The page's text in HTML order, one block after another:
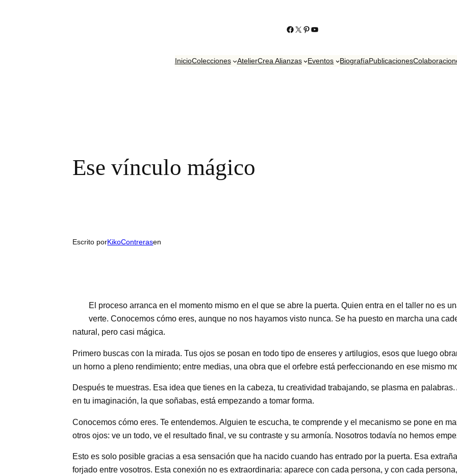
https://www.facebook.com/KikoContrerasJoyero/
https://twitter.com/contrerasjoyero
http://www.pinterest.com/KikoContreras/
YouTube
InicioColecciones AtelierCrea Alianzas Eventos BiografíaPublicaciones
Ese vínculo mágico
Escrito porKikoContrerasen
El proceso arranca en el momento mismo en el que se abre la puerta. Quien entra en el taller no es
verte. Conocemos cómo eres, aunque no nos hayamos visto nunca. Se ha puesto en marcha una
natural, pero casi mágica.
Primero buscas con la mirada. Tus ojos se posan en todo tipo de enseres y artilugios, esos que luego
un horno a pleno rendimiento; entre medias, una obra que el orfebre está perfeccionando en ese mismo
Después te muestras. Esa idea que tienes en la cabeza, tu creatividad trabajando, se plasma en
en tu imaginación, la que soñabas, está empezando a tomar forma.
Conocemos cómo eres. Te entendemos. Alguien te escucha, te comprende y el mecanismo se pone en
otros ojos: ve un todo, ve el resultado final, ve su contraste y su armonía. Nosotros todavía no hemos
Esto es solo posible gracias a esa sensación que ha nacido cuando has entrado por la puerta. Esa
forjado entre vosotros. Esta conexión no es extraordinaria: aparece con cada persona, y con cada